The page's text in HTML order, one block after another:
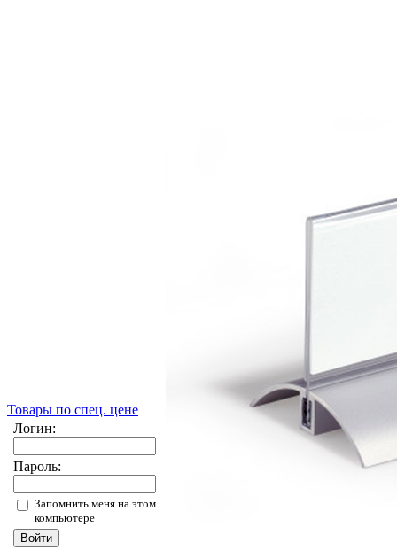
Товары по спец. цене
Логин:
Пароль:
Запомнить меня на этом
компьютере